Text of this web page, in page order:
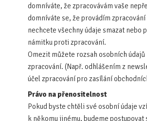
domníváte, že zpracovávám vaše
domníváte se, že provádím
nechcete všechny údaje smazat nebo
námitku proti zpracování.
Omezit můžete rozsah osobních údajů
zpracování. (Např. odhlášením z
účel zpracování pro zasílání
Právo na přenositelnost
Pokud byste chtěli své osobní údaje
k někomu jinému, budeme